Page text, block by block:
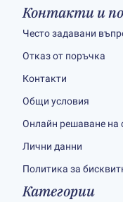
Контакти и
Често задавани
Отказ от поръчка
Контакти
Общи условия
Онлайн решаване на
Лични данни
Политика за
Категории